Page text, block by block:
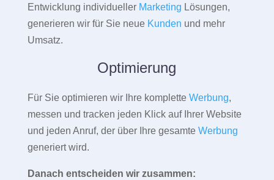
Entwicklung individueller Marketing Lösungen,
generieren wir für Sie neue Kunden und mehr
Umsatz.
Optimierung
Für Sie optimieren wir Ihre komplette Werbung,
messen und tracken jeden Klick auf Ihrer Website
und jeden Anruf, der über Ihre gesamte Werbung
generiert wird.
Danach entscheiden wir zusammen: